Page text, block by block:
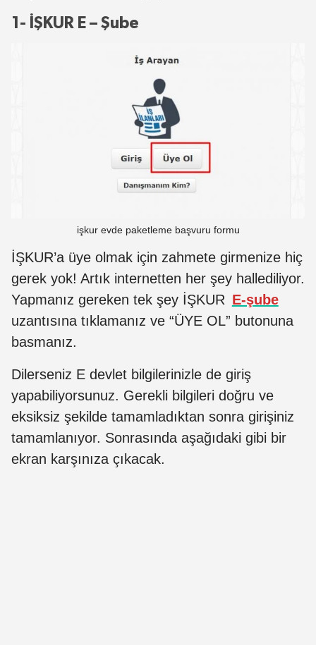
1- İŞKUR E – Şube
işkur evde paketleme başvuru formu
İŞKUR’a üye olmak için zahmete girmenize hiç
gerek yok! Artık internetten her şey hallediliyor.
Yapmanız gereken tek şey İŞKUR E-şube
uzantısına tıklamanız ve “ÜYE OL” butonuna
basmanız.
Dilerseniz E devlet bilgilerinizle de giriş
yapabiliyorsunuz. Gerekli bilgileri doğru ve
eksiksiz şekilde tamamladıktan sonra girişiniz
tamamlanıyor. Sonrasında aşağıdaki gibi bir
ekran karşınıza çıkacak.